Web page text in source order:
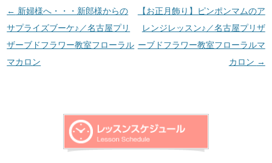
投稿ナビゲーション
← 新婦様へ・・・新郎様からの
サプライズブーケ♪／名古屋プリ
ザーブドフラワー教室フローラル
マカロン
【お正月飾り】ピンポンマムのア
レンジレッスン♪／名古屋プリザ
ーブドフラワー教室フローラルマ
カロン →